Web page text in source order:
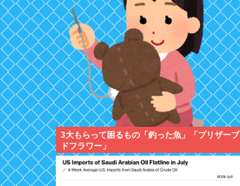
3大もらって困るもの「釣った魚」「プリザーブ
ドフラワー」